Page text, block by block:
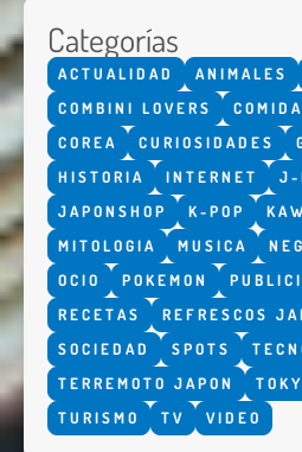
Categorías
ACTUALIDAD ANIMALES
COMBINI LOVERS
COMIDA
COREA
CURIOSIDADES
HISTORIA
INTERNET J-
JAPONSHOP
K-POP
MITOLOGIA
MUSICA
OCIO
POKEMON
RECETAS
REFRESCOS
SOCIEDAD
SPOTS
TERREMOTO JAPON
TURISMO
TV VIDEO